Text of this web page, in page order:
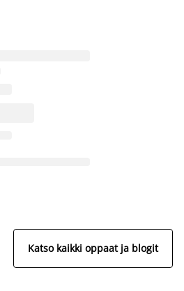
Katso kaikki oppaat ja blogit